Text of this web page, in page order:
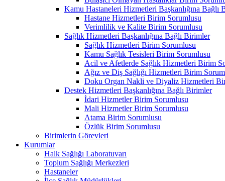
Kamu Hastaneleri Hizmetleri Başkanlığına Bağlı
Hastane Hizmetleri Birim Sorumlusu
Verimlilik ve Kalite Birim Sorumlusu
Sağlık Hizmetleri Başkanlığına Bağlı Birimler
Sağlık Hizmetleri Birim Sorumlusu
Kamu Sağlık Tesisleri Birim Sorumlusu
Acil ve Afetlerde Sağlık Hizmetleri Birim
Ağız ve Diş Sağlığı Hizmetleri Birim
Doku Organ Nakli ve Diyaliz Hizmetleri
Destek Hizmetleri Başkanlığına Bağlı Birimler
İdari Hizmetler Birim Sorumlusu
Mali Hizmetler Birim Sorumlusu
Atama Birim Sorumlusu
Özlük Birim Sorumlusu
Birimlerin Görevleri
Kurumlar
Halk Sağlığı Laboratuvarı
Toplum Sağlığı Merkezleri
Hastaneler